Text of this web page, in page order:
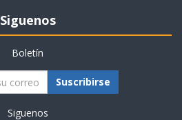
Siguenos
Boletín
Suscribirse
Siguenos